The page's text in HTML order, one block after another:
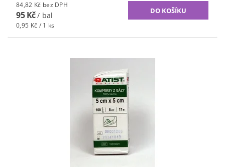
84,82 Kč bez DPH
95 Kč/ bal
0,95 Kč / 1 ks